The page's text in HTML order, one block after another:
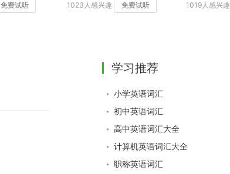
免费试听 1023人感兴趣 免费试听 1019人感兴趣
学习推荐
小学英语词汇
初中英语词汇
高中英语词汇大全
计算机英语词汇大全
职称英语词汇